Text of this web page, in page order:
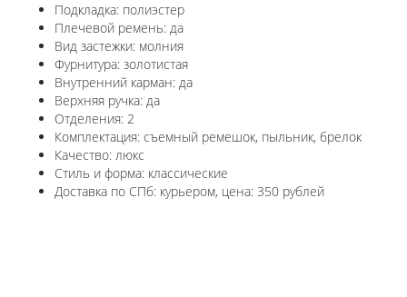
Подкладка: полиэстер
Плечевой ремень: да
Вид застежки: молния
Фурнитура: золотистая
Внутренний карман: да
Верхняя ручка: да
Отделения: 2
Комплектация: съемный ремешок, пыльник, брелок
Качество: люкс
Стиль и форма: классические
Доставка по СПб: курьером, цена: 350 рублей